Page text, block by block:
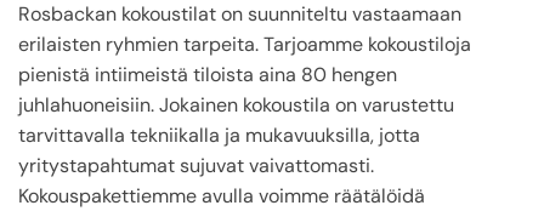
Rosbackan kokoustilat on suunniteltu vastaamaan
erilaisten ryhmien tarpeita. Tarjoamme kokoustiloja
pienistä intiimeistä tiloista aina 80 hengen
juhlahuoneisiin. Jokainen kokoustila on varustettu
tarvittavalla tekniikalla ja mukavuuksilla, jotta
yritystapahtumat sujuvat vaivattomasti.
Kokouspakettiemme avulla voimme räätälöidä